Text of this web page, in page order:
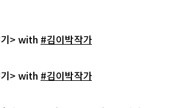
기> with #김이박작가
기> with #김이박작가